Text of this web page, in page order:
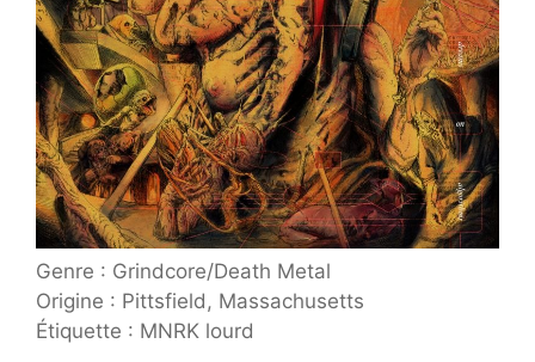
Genre : Grindcore/Death Metal
Origine : Pittsfield, Massachusetts
Étiquette : MNRK lourd